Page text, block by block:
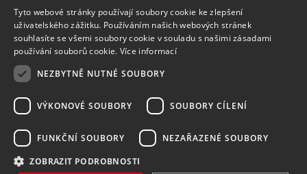
VŠE O NÁKUPU
O nás
Obchodní podmínky
Reklamační řád
Vrácení zboží
Zpracování osobních údajů
Způsoby dopravy
Tyto webové stránky používají soubory cookie ke zlepšení
uživatelského zážitku. Používáním našich webových stránek
souhlasíte se všemi soubory cookie v souladu s našimi zásadami
používání souborů cookie. Více informací
NEZBYTNĚ NUTNÉ SOUBORY
VÝKONOVÉ SOUBORY SOUBORY CÍLENÍ
FUNKČNÍ SOUBORY NEZAŘAZENÉ SOUBORY
ZOBRAZIT PODROBNOSTI